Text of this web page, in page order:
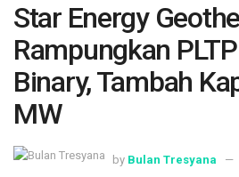
Star Energy
Rampungkan
Binary, Tambah
MW
by Bulan Tresyana